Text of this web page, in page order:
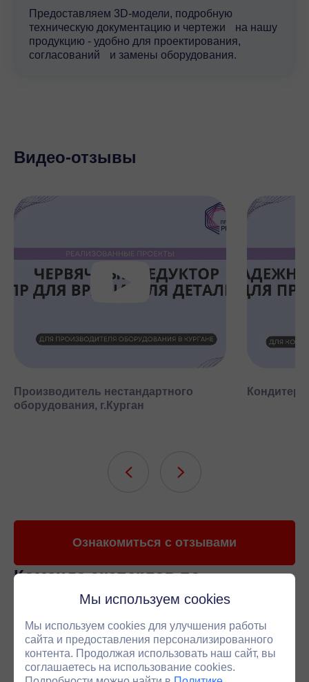
Предоставляем 3D-модели, подробную
техническую документацию и чертежи на нашу
продукцию - удобно для проектирования,
согласований и замены оборудования.
Видео-отзывы
Производитель нестандартного
оборудования, г.Курган
Ознакомиться с отзывами
Команда экспертовпо
приводной технике
редукторов под ваши задачи. В среднем 4 из 5
технических вопросов вы сможете решить напрямую
с персональным менеджером. Если ситуация требует
более глубокого анализа - мы оперативно
Мы используем cookies
Мы используем cookies для улучшения работы
сайта и предоставления персонализированного
контента. Продолжая использовать наш сайт, вы
соглашаетесь на использование cookies.